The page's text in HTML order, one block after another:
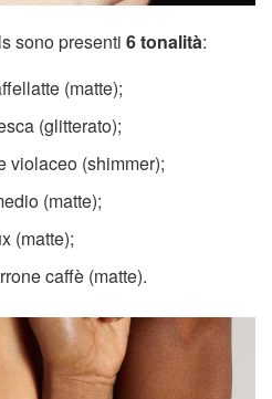
sono presenti 6 tonalità:
(matte);
(glitterato);
violaceo (shimmer);
(matte);
(matte);
caffè (matte).